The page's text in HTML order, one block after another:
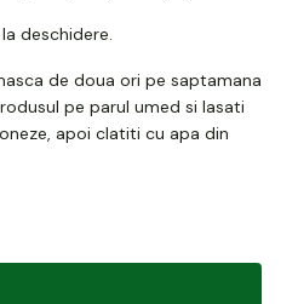
deschidere.
de doua ori pe saptamana
pe parul umed si lasati
apoi clatiti cu apa din